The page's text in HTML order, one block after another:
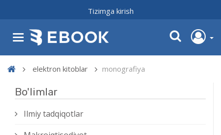
Tizimga kirish
elektron kitoblar monografiya
Bo'limlar
Ilmiy tadqiqotlar